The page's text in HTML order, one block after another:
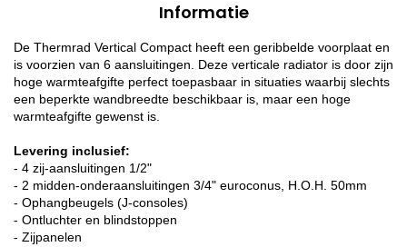
Informatie
De Thermrad Vertical Compact heeft een geribbelde voorplaat en
is voorzien van 6 aansluitingen. Deze verticale radiator is door zijn
hoge warmteafgifte perfect toepasbaar in situaties waarbij slechts
een beperkte wandbreedte beschikbaar is, maar een hoge
warmteafgifte gewenst is.
Levering inclusief:
- 4 zij-aansluitingen 1/2"
- 2 midden-onderaansluitingen 3/4" euroconus, H.O.H. 50mm
- Ophangbeugels (J-consoles)
- Ontluchter en blindstoppen
- Zijpanelen